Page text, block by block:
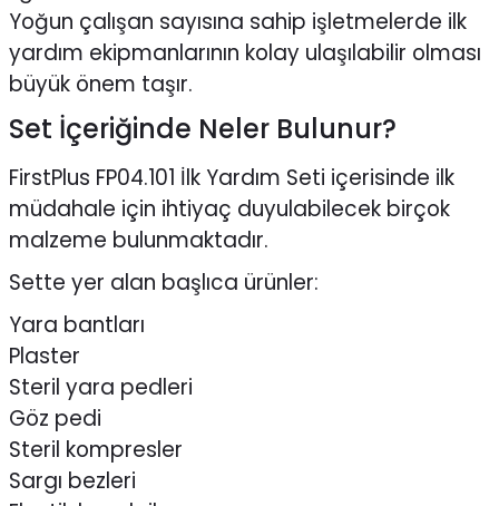
Yoğun çalışan sayısına sahip işletmelerde ilk
yardım ekipmanlarının kolay ulaşılabilir olması
büyük önem taşır.
Set İçeriğinde Neler Bulunur?
FirstPlus FP04.101 İlk Yardım Seti içerisinde ilk
müdahale için ihtiyaç duyulabilecek birçok
malzeme bulunmaktadır.
Sette yer alan başlıca ürünler:
Yara bantları
Plaster
Steril yara pedleri
Göz pedi
Steril kompresler
Sargı bezleri